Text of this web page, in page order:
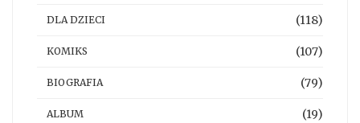
DLA DZIECI (118)
KOMIKS (107)
BIOGRAFIA (79)
ALBUM (19)